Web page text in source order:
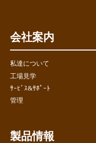
会社案内
私達について
工場見学
ｻｰﾋﾞｽ&ｻﾎﾟｰﾄ
管理
製品情報